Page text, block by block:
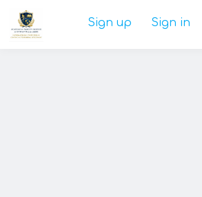
Sign up Sign in